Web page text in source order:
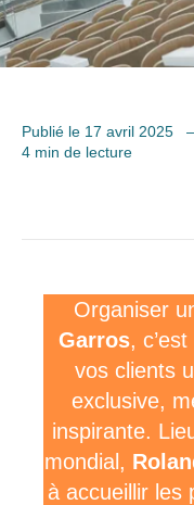
Publié le 17 avril 2025 –
4 min de lecture
Organiser
Garros,
vos clients
exclusive,
inspirante.
mondial,
à accueillir les